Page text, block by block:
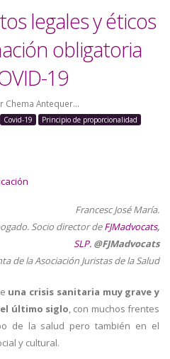
legales y éticos
obligatoria
19
Chema Antequer…
Covid-19
Principio de proporcionalidad
Francesc José María.
Socio director deFJMadvocats,
SLP. @FJMadvocats
de la Asociación Juristas de la Salud
una crisis sanitaria muy grave y
último siglo, con muchos frentes
de la salud pero también en el
y cultural.